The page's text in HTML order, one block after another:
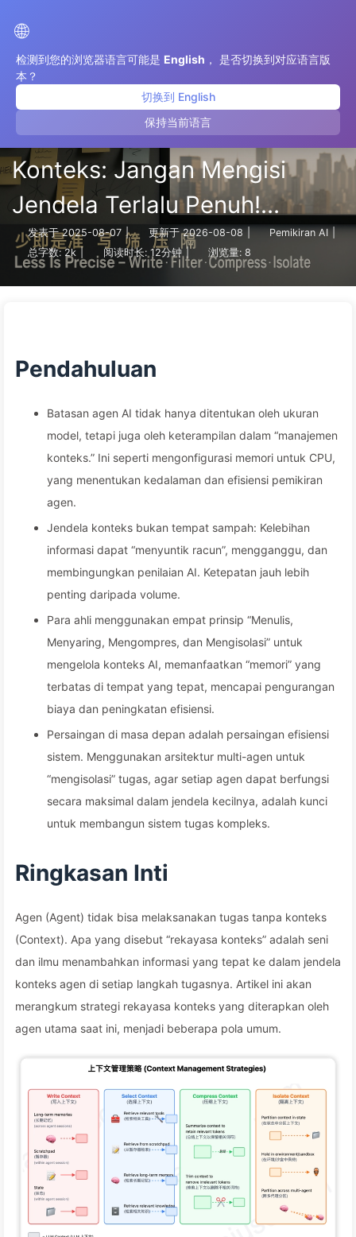
🌐
检测到您的浏览器语言可能是 English ， 是否切换到对应语言版
本？
切换到 English
保持当前语言
【Terjemahan】 Rekayasa
Konteks: Jangan Mengisi
Jendela Terlalu Penuh!
Gunakan Empat Langkah
"Menulis, Menyaring,
Interferensi Toksik yang
Membingungkan, Jaga
Kebisingan di Luar Jendela —
Pelajari AI Perlahan 170
发表于 2025-08-07 | 更新于 2026-08-08 Pemikiran AI |
总字数: 2k 阅读时长: 12分钟 | 浏览量: 8
Pendahuluan
Batasan agen AI tidak hanya ditentukan oleh ukuran
model, tetapi juga oleh keterampilan dalam “manajemen
konteks.” Ini seperti mengonfigurasi memori untuk CPU,
yang menentukan kedalaman dan efisiensi pemikiran
agen.
Jendela konteks bukan tempat sampah: Kelebihan
informasi dapat “menyuntik racun”, mengganggu, dan
membingungkan penilaian AI. Ketepatan jauh lebih
penting daripada volume.
Para ahli menggunakan empat prinsip “Menulis,
Menyaring, Mengompres, dan Mengisolasi” untuk
mengelola konteks AI, memanfaatkan “memori” yang
terbatas di tempat yang tepat, mencapai pengurangan
biaya dan peningkatan efisiensi.
Persaingan di masa depan adalah persaingan efisiensi
sistem. Menggunakan arsitektur multi-agen untuk
“mengisolasi” tugas, agar setiap agen dapat berfungsi
secara maksimal dalam jendela kecilnya, adalah kunci
untuk membangun sistem tugas kompleks.
Ringkasan Inti
Agen (Agent) tidak bisa melaksanakan tugas tanpa konteks
(Context). Apa yang disebut “rekayasa konteks” adalah seni
dan ilmu menambahkan informasi yang tepat ke dalam jendela
konteks agen di setiap langkah tugasnya. Artikel ini akan
merangkum strategi rekayasa konteks yang diterapkan oleh
agen utama saat ini, menjadi beberapa pola umum.